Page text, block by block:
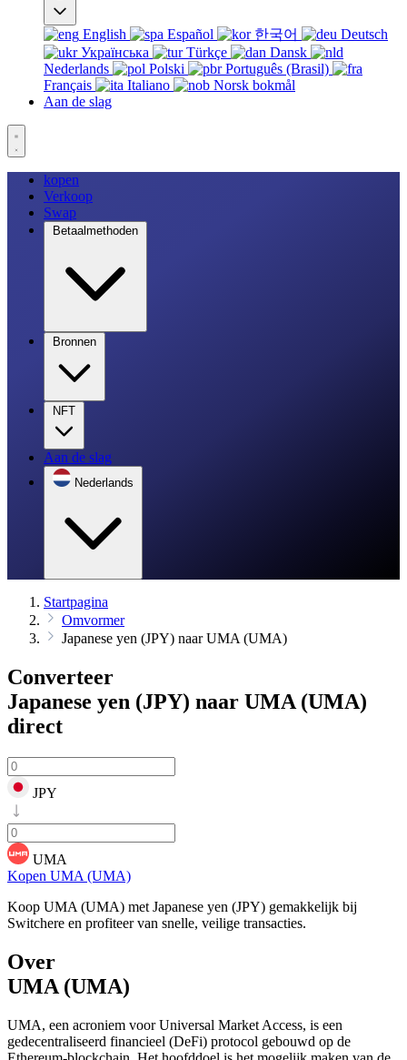
English Español 한국어
Deutsch
Українська
Türkçe
Dansk
Nederlands
Polski
Português (Brasil)
Français
Italiano
Norsk bokmål
Aan de slag
kopen
Verkoop
Swap
Betaalmethoden
Bronnen
NFT
Aan de slag
Nederlands
Startpagina
Omvormer
Japanese yen (JPY) naar UMA (UMA)
Converteer
Japanese yen (JPY) naar UMA (UMA)
direct
JPY
UMA
Kopen UMA (UMA)
Koop UMA (UMA) met Japanese yen (JPY) gemakkelijk bij
Switchere en profiteer van snelle, veilige transacties.
Over
UMA (UMA)
UMA, een acroniem voor Universal Market Access, is een
gedecentraliseerd financieel (DeFi) protocol gebouwd op de